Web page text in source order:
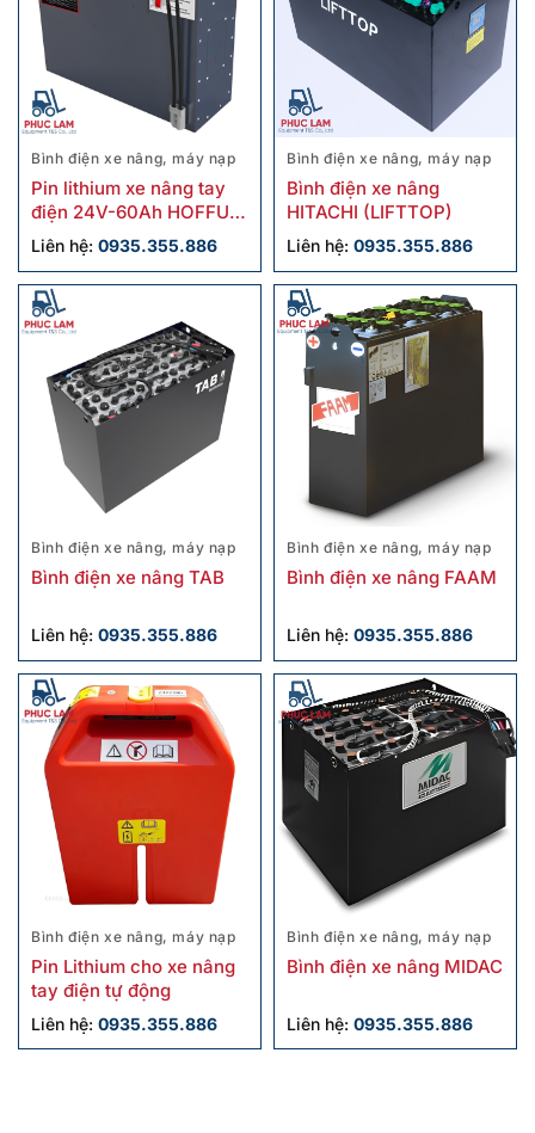
Bình điện xe nâng, máy nạp
Pin lithium xe nâng tay
điện 24V-60Ah HOFFUM
8-LFP-60-EV-NOB
Liên hệ: 0935.355.886
Bình điện xe nâng, máy nạp
Bình điện xe nâng
HITACHI (LIFTTOP)
Liên hệ: 0935.355.886
Bình điện xe nâng, máy nạp
Bình điện xe nâng TAB
Liên hệ: 0935.355.886
Bình điện xe nâng, máy nạp
Bình điện xe nâng FAAM
Liên hệ: 0935.355.886
Bình điện xe nâng, máy nạp
Pin Lithium cho xe nâng
tay điện tự động
Liên hệ: 0935.355.886
Bình điện xe nâng, máy nạp
Bình điện xe nâng MIDAC
Liên hệ: 0935.355.886